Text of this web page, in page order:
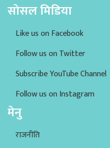
सोसल मिडिया
Like us on Facebook
Follow us on Twitter
Subscribe YouTube Channel
Follow us on Instagram
मेनु
राजनीति